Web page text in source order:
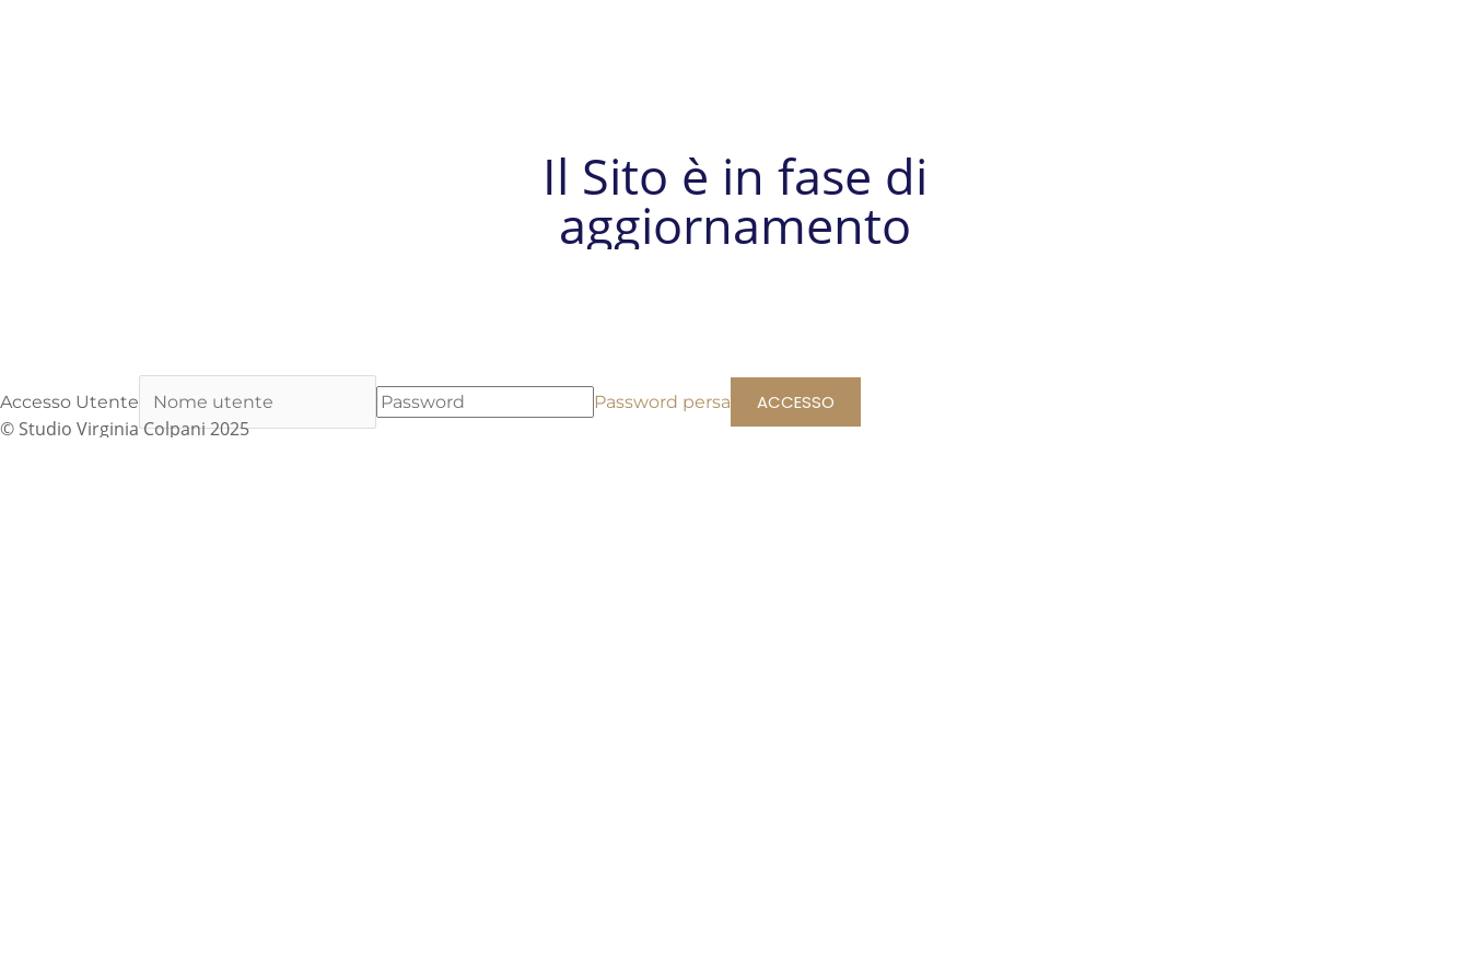
Il Sito è in fase di
aggiornamento
© Studio Virginia Colpani 2025
Accesso Utente Password persa